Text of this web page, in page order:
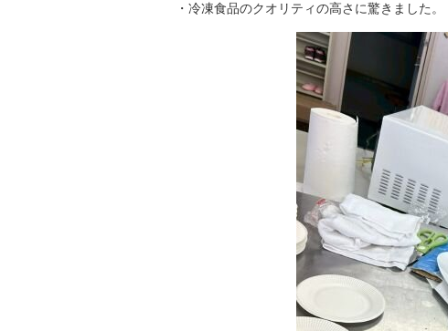
・冷凍食品のクオリティの高さに驚きました。